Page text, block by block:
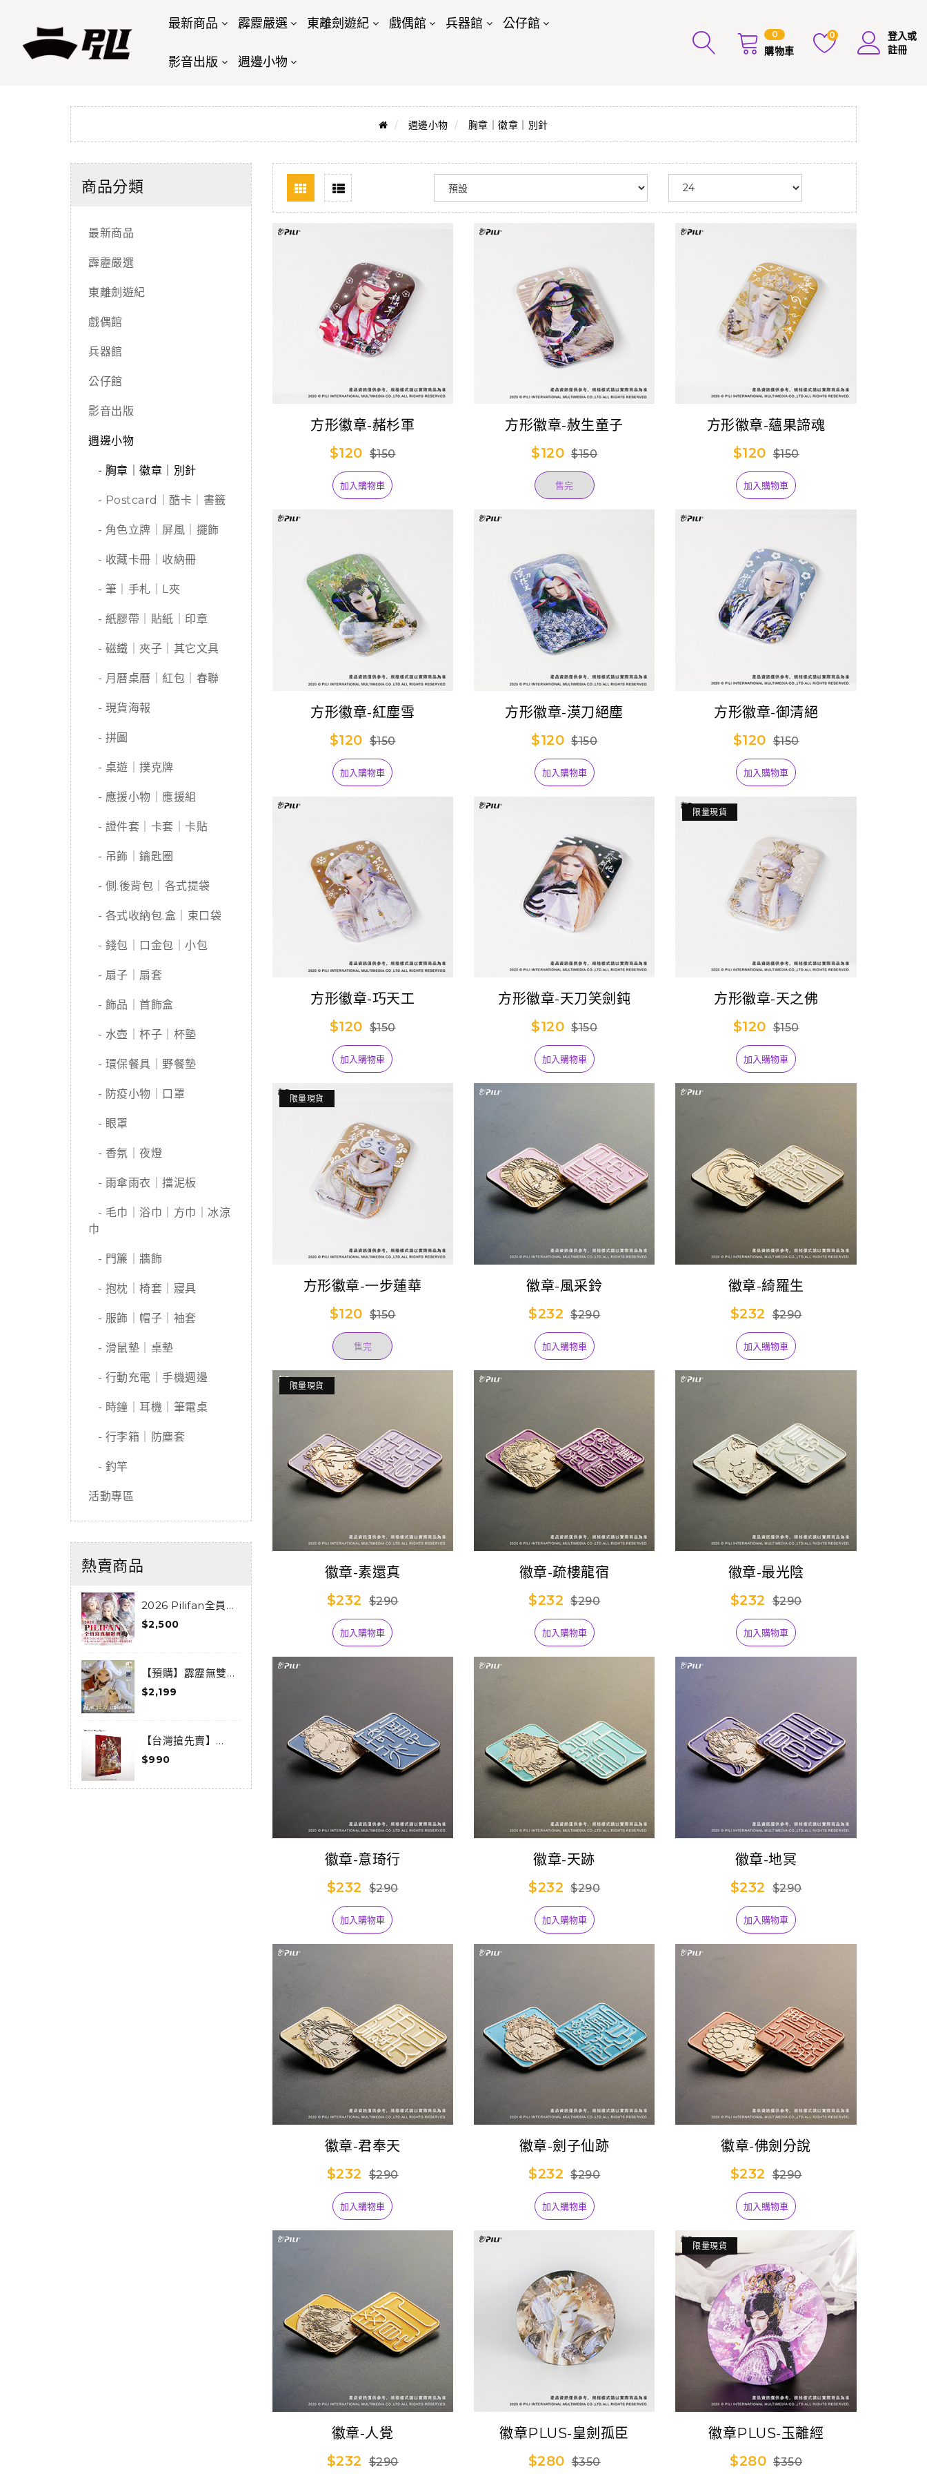
最新商品 霹靂嚴選 東離劍遊紀 戲偶館 兵器館 公仔館
影音出版 週邊小物
0
購物車
0
登入或
註冊
週邊小物 胸章｜徽章｜別針
商品分類
最新商品
霹靂嚴選
東離劍遊紀
戲偶館
兵器館
公仔館
影音出版
週邊小物
- 胸章｜徽章｜別針
- Postcard｜酷卡｜書籤
- 角色立牌｜屏風｜擺飾
- 收藏卡冊｜收納冊
- 筆｜手札｜L夾
- 紙膠帶｜貼紙｜印章
- 磁鐵｜夾子｜其它文具
- 月曆桌曆｜紅包｜春聯
- 現貨海報
- 拼圖
- 桌遊｜撲克牌
- 應援小物｜應援組
- 證件套｜卡套｜卡貼
- 吊飾｜鑰匙圈
- 側.後背包｜各式提袋
- 各式收納包.盒｜束口袋
- 錢包｜口金包｜小包
- 扇子｜扇套
- 飾品｜首飾盒
- 水壺｜杯子｜杯墊
- 環保餐具｜野餐墊
- 防疫小物｜口罩
- 眼罩
- 香氛｜夜燈
- 雨傘雨衣｜擋泥板
- 毛巾｜浴巾｜方巾｜冰涼
巾
- 門簾｜牆飾
- 抱枕｜椅套｜寢具
- 服飾｜帽子｜袖套
- 滑鼠墊｜桌墊
- 行動充電｜手機週邊
- 時鐘｜耳機｜筆電桌
- 行李箱｜防塵套
- 釣竿
活動專區
熱賣商品
2026 Pilifan全員寫
真攝影會活動套組
$2,500
【預購】霹靂無雙
3D激戰天下-亂世狂
刀-狂龍傲天套組(預
$2,199
【台灣搶先賣】
《Thunderbolt
Fantasy 東離劍遊
$990
【預購】霹靂無雙
3D激戰天下-天下
014-亂世狂刀 (已結
束預購)
$1,099
【台灣搶先賣】
《Thunderbolt
Fantasy Project》
吊飾娃-萬軍破
$599
方形徽章-赭杉軍
$120 $150
加入購物車
方形徽章-赦生童子
$120 $150
售完
方形徽章-蘊果諦魂
$120 $150
加入購物車
方形徽章-紅塵雪
$120 $150
加入購物車
方形徽章-漠刀絕塵
$120 $150
加入購物車
方形徽章-御清絕
$120 $150
加入購物車
方形徽章-巧天工
$120 $150
加入購物車
方形徽章-天刀笑劍鈍
$120 $150
加入購物車
限量現貨
方形徽章-天之佛
$120 $150
加入購物車
限量現貨
方形徽章-一步蓮華
$120 $150
售完
徽章-風采鈴
$232 $290
加入購物車
徽章-綺羅生
$232
$290
加入購物車
限量現貨
徽章-素還真
$232
$290
加入購物車
徽章-疏樓龍宿
$232 $290
加入購物車
徽章-最光陰
$232
$290
加入購物車
徽章-意琦行
$232
$290
加入購物車
徽章-天跡
$232 $290
加入購物車
徽章-地冥
$232
$290
加入購物車
徽章-君奉天
$232
$290
加入購物車
徽章-劍子仙跡
$232 $290
加入購物車
徽章-佛劍分說
$232
$290
加入購物車
徽章-人覺
$232
$290
徽章PLUS-皇劍孤臣
$280 $350
限量現貨
徽章PLUS-玉離經
$280 $350